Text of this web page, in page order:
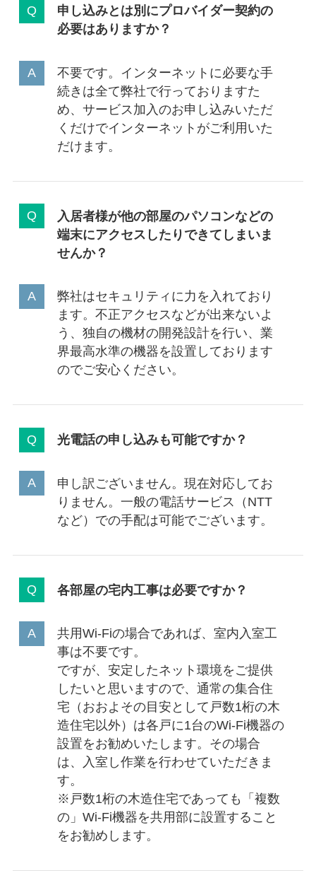
申し込みとは別にプロバイダー契約の
必要はありますか？
不要です。インターネットに必要な手
続きは全て弊社で行っておりますた
め、サービス加入のお申し込みいただ
くだけでインターネットがご利用いた
だけます。
入居者様が他の部屋のパソコンなどの
端末にアクセスしたりできてしまいま
せんか？
弊社はセキュリティに力を入れており
ます。不正アクセスなどが出来ないよ
う、独自の機材の開発設計を行い、業
界最高水準の機器を設置しております
のでご安心ください。
光電話の申し込みも可能ですか？
申し訳ございません。現在対応してお
りません。一般の電話サービス（NTT
など）での手配は可能でございます。
各部屋の宅内工事は必要ですか？
共用Wi-Fiの場合であれば、室内入室工
事は不要です。
ですが、安定したネット環境をご提供
したいと思いますので、通常の集合住
宅（おおよその目安として戸数1桁の木
造住宅以外）は各戸に1台のWi-Fi機器の
設置をお勧めいたします。その場合
は、入室し作業を行わせていただきま
す。
※戸数1桁の木造住宅であっても「複数
の」Wi-Fi機器を共用部に設置すること
をお勧めします。